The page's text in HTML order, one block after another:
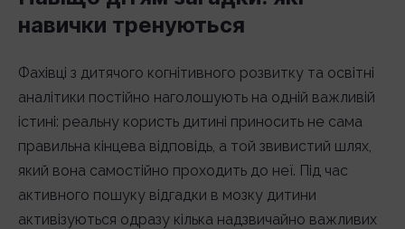
навички тренуються
Фахівці з дитячого когнітивного розвитку та освітні
аналітики постійно наголошують на одній важливій
істині: реальну користь дитині приносить не сама
правильна кінцева відповідь, а той звивистий шлях,
який вона самостійно проходить до неї. Під час
активного пошуку відгадки в мозку дитини
активізуються одразу кілька надзвичайно важливих